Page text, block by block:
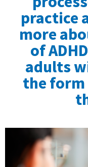
practice
more
of
adults
the form